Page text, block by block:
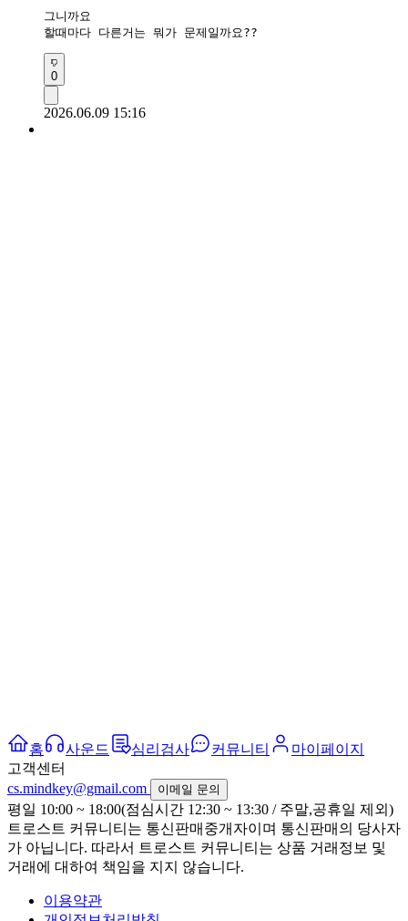
그니까요
할때마다 다른거는 뭐가 문제일까요??
0
2026.06.09 15:16
홈 사운드 심리검사 커뮤니티
마이페이지
고객센터
cs.mindkey@gmail.com
이메일 문의
평일 10:00 ~ 18:00(점심시간 12:30 ~ 13:30 / 주말,공휴일 제외)
트로스트 커뮤니티는 통신판매중개자이며 통신판매의 당사자
가 아닙니다. 따라서 트로스트 커뮤니티는 상품 거래정보 및
거래에 대하여 책임을 지지 않습니다.
이용약관